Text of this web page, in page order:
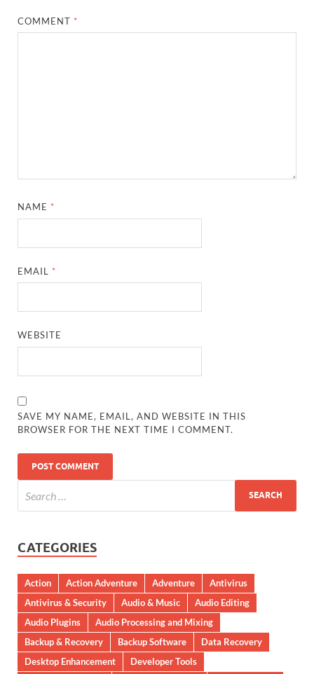
COMMENT *
NAME *
EMAIL *
WEBSITE
SAVE MY NAME, EMAIL, AND WEBSITE IN THIS
BROWSER FOR THE NEXT TIME I COMMENT.
CATEGORIES
Action Action Adventure Adventure
Antivirus
Antivirus & Security
Audio & Music
Audio Editing
Audio Plugins
Audio Processing and Mixing
Backup & Recovery
Backup Software
Data Recovery
Desktop Enhancement
Developer Tools